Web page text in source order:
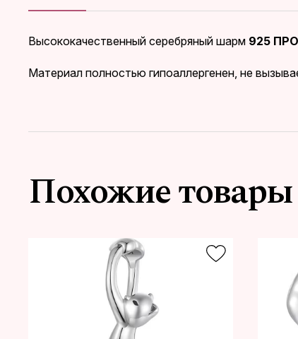
Высококачественный серебряный шарм 925
Материал полностью гипоаллергенен, не
Похожие товары